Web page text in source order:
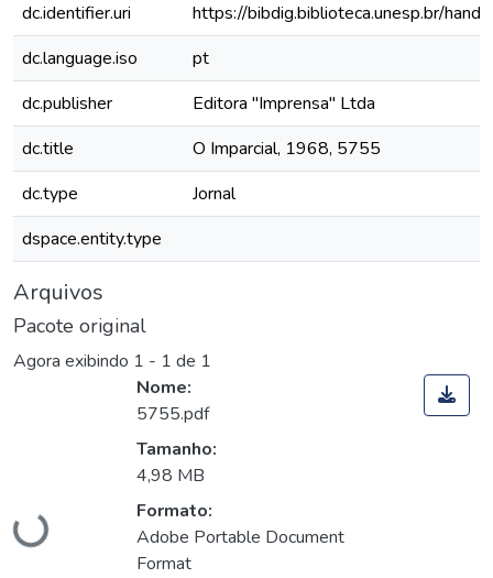
dc.identifier.uri
https://bibdig.biblioteca.unesp.br/
dc.language.iso
pt
dc.publisher
Editora "Imprensa" Ltda
dc.title
O Imparcial, 1968, 5755
dc.type
Jornal
dspace.entity.type
Arquivos
Pacote original
Agora exibindo 1 - 1 de 1
Carregando...
Nome:
5755.pdf
Tamanho:
4,98 MB
Formato:
Adobe Portable Document
Format